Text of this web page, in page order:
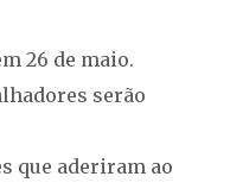
26 de maio.
serão
que aderiram ao